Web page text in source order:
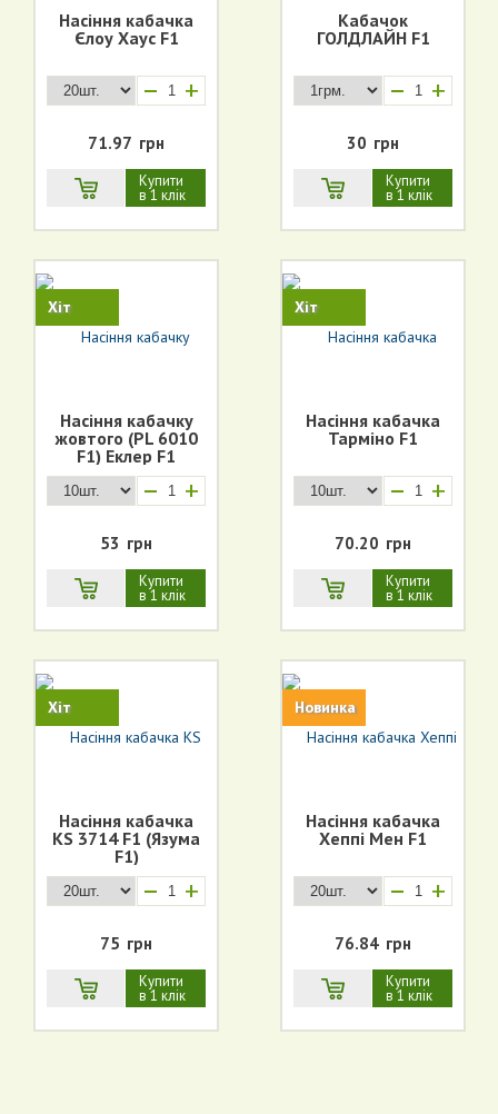
Насіння кабачка
Єлоу Хаус F1
+
71.97 грн
Купити
в 1 клік
Кабачок
ГОЛДЛАЙН F1
+
30 грн
Купити
в 1 клік
Хіт
Насіння кабачку
жовтого (PL 6010
F1) Еклер F1
+
53 грн
Купити
в 1 клік
Хіт
Насіння кабачка
Тарміно F1
+
70.20 грн
Купити
в 1 клік
Хіт
Насіння кабачка
KS 3714 F1 (Язума
F1)
+
75 грн
Купити
в 1 клік
Новинка
Насіння кабачка
Хеппі Мен F1
+
76.84 грн
Купити
в 1 клік